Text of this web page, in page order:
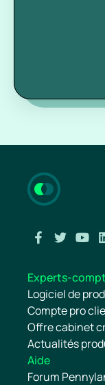
Experts-
Logiciel de
Compte pro
Offre cabinet
Actualités
Aide
Forum